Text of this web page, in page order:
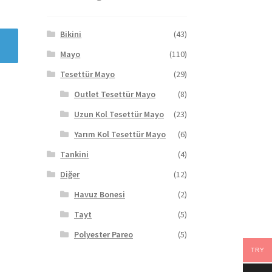
Bikini
(43)
Mayo
(110)
Tesettür Mayo
(29)
Outlet Tesettür Mayo
(8)
Uzun Kol Tesettür Mayo
(23)
Yarım Kol Tesettür Mayo
(6)
Tankini
(4)
Diğer
(12)
Havuz Bonesi
(2)
Tayt
(5)
Polyester Pareo
(5)
TRY